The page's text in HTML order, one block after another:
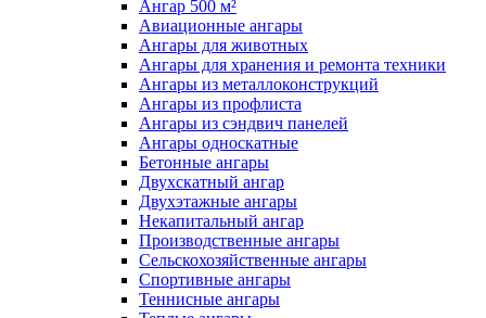
Ангар 500 м²
Авиационные ангары
Ангары для животных
Ангары для хранения и ремонта техники
Ангары из металлоконструкций
Ангары из профлиста
Ангары из сэндвич панелей
Ангары односкатные
Бетонные ангары
Двухскатный ангар
Двухэтажные ангары
Некапитальный ангар
Производственные ангары
Сельскохозяйственные ангары
Спортивные ангары
Теннисные ангары